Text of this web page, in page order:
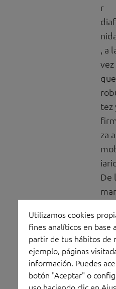
r
, a
vez
que
tez
za
De
ecto
s
Utilizamos cookies
fines analíticos en base
partir de tus hábitos de
ejemplo, páginas
información. Puedes
botón "Aceptar" o